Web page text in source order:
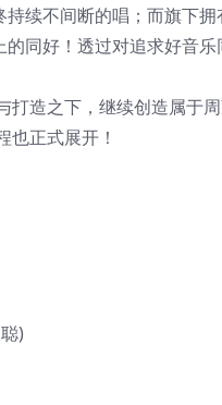
续不间断的唱；而旗下
同好！透过对追求好音
造之下，继续创造属于
正式展开！
)